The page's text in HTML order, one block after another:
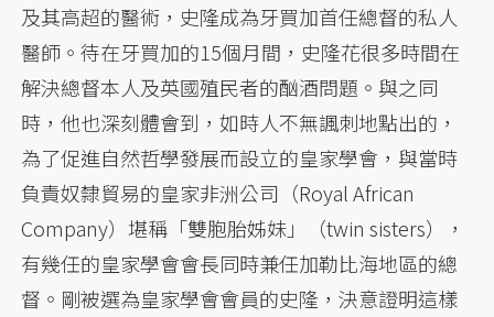
及其高超的醫術，史隆成為牙買加首任總督的私人
醫師。待在牙買加的15個月間，史隆花很多時間在
解決總督本人及英國殖民者的酗酒問題。與之同
時，他也深刻體會到，如時人不無諷刺地點出的，
為了促進自然哲學發展而設立的皇家學會，與當時
負責奴隸貿易的皇家非洲公司（Royal African
Company）堪稱「雙胞胎姊妹」（twin sisters），
有幾任的皇家學會會長同時兼任加勒比海地區的總
督。剛被選為皇家學會會員的史隆，決意證明這樣